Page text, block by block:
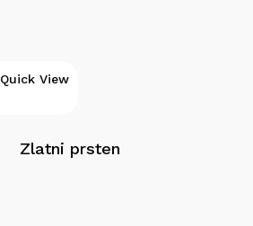
Quick View
Zlatni prsten